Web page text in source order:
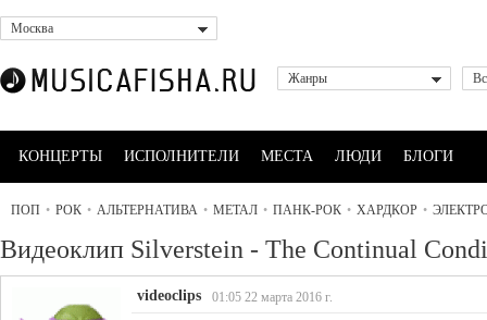
Москва
Жанры
КОНЦЕРТЫ ИСПОЛНИТЕЛИ МЕСТА ЛЮДИ БЛОГИ
ПОП • РОК • АЛЬТЕРНАТИВА • МЕТАЛ • ПАНК-РОК • ХАРДКОР •
Видеоклип Silverstein - The Continual
videoclips 01:05 22 марта 2016 г.